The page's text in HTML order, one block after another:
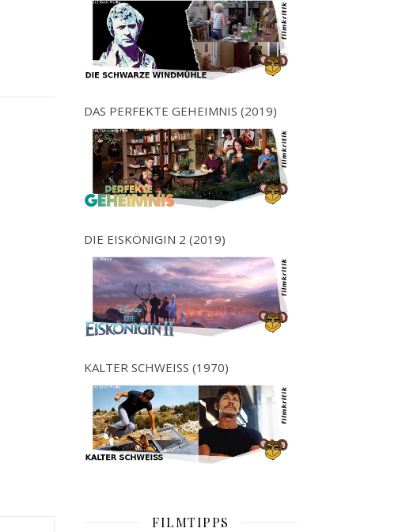
DAS PERFEKTE GEHEIMNIS (2019)
DIE EISKÖNIGIN 2 (2019)
KALTER SCHWEISS (1970)
FILMTIPPS